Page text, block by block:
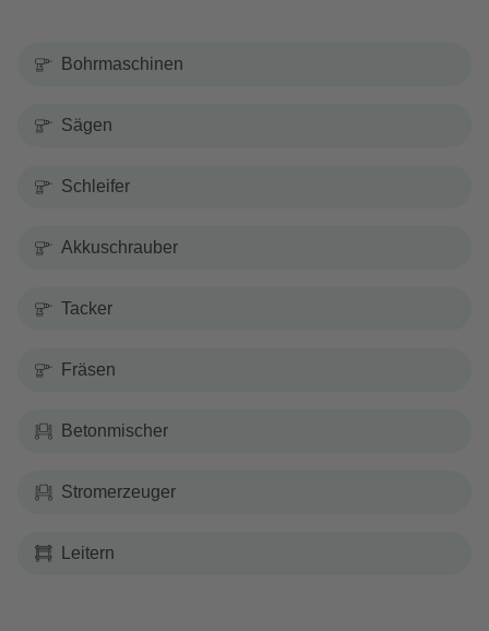
Bohrmaschinen
Sägen
Schleifer
Akkuschrauber
Tacker
Fräsen
Betonmischer
Stromerzeuger
Leitern